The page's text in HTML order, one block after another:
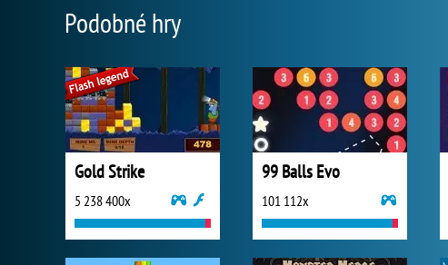
Podobné hry
Gold Strike
5 238 400x
99 Balls Evo
101 112x